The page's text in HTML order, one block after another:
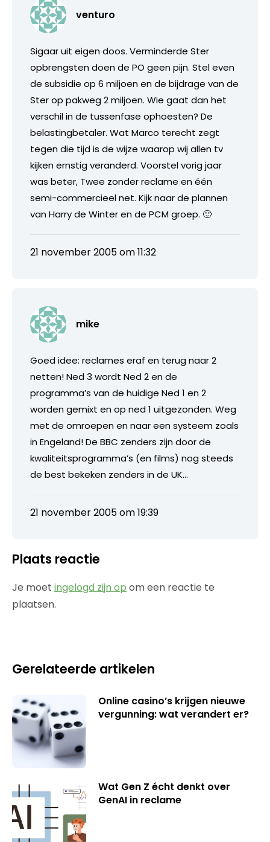
venturo
Sigaar uit eigen doos. Verminderde Ster
opbrengsten doen de PO geen pijn. Stel even
de subsidie op 6 miljoen en de bijdrage van de
Ster op pakweg 2 miljoen. Wie gaat dan het
verschil in de tussenfase ophoesten? De
belastingbetaler. Wat Marco terecht zegt
tegen die tijd is de wijze waarop wij allen tv
kijken ernstig veranderd. Voorstel vorig jaar
was beter, Twee zonder reclame en één
semi-commercieel net. Kijk naar de plannen
van Harry de Winter en de PCM groep. 🙂
21 november 2005 om 11:32
mike
Goed idee: reclames eraf en terug naar 2
netten! Ned 3 wordt Ned 2 en de
programma’s van de huidige Ned 1 en 2
worden gemixt en op ned 1 uitgezonden. Weg
met de omroepen en naar een systeem zoals
in Engeland! De BBC zenders zijn door de
kwaliteitsprogramma’s (en films) nog steeds
de best bekeken zenders in de UK…
21 november 2005 om 19:39
Plaats reactie
Je moet ingelogd zijn op om een reactie te
plaatsen.
Gerelateerde artikelen
Online casino’s krijgen nieuwe
vergunning: wat verandert er?
Wat Gen Z écht denkt over
GenAI in reclame